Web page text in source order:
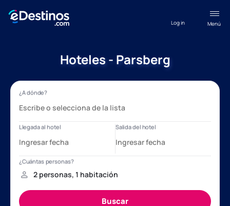
Menú
Log in
Hoteles - Parsberg